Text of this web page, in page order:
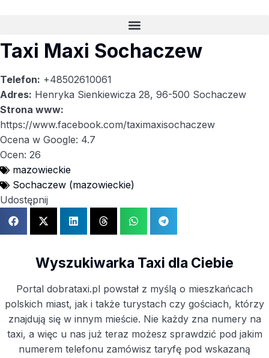
Taxi Maxi Sochaczew
Telefon: +48502610061
Adres: Henryka Sienkiewicza 28, 96-500 Sochaczew
Strona www:
https://www.facebook.com/taximaxisochaczew
Ocena w Google: 4.7
Ocen: 26
mazowieckie
Sochaczew (mazowieckie)
Udostępnij
Wyszukiwarka Taxi dla Ciebie
Portal dobrataxi.pl powstał z myślą o mieszkańcach
polskich miast, jak i także turystach czy gościach, którzy
znajdują się w innym mieście. Nie każdy zna numery na
taxi, a więc u nas już teraz możesz sprawdzić pod jakim
numerem telefonu zamówisz taryfę pod wskazaną